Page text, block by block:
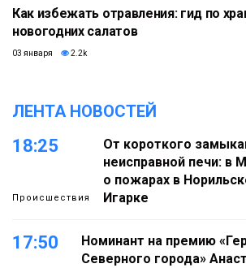
Как избежать отравления: гид по
новогодних салатов
03 января 2.2k
ЛЕНТА НОВОСТЕЙ
18:25
Происшествия
От короткого
неисправной печи: в
о пожарах в
Игарке
17:50
Номинант на премию
Северного города»